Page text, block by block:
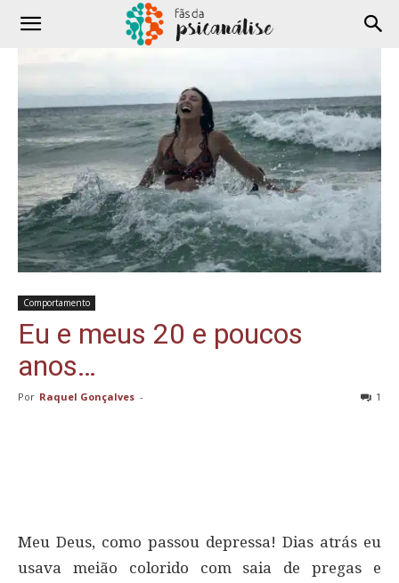
Comportamento
Eu e meus 20 e poucos
anos…
Por Raquel Gonçalves - 1
Meu Deus, como passou depressa! Dias atrás eu
usava meião colorido com saia de pregas e